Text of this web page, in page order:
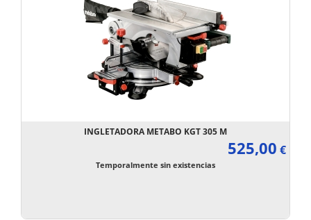
INGLETADORA METABO KGT 305 M
525,00 €
Temporalmente sin existencias